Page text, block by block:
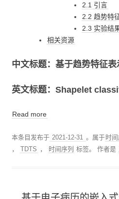
2.1 引言
2.2 趋势特
2.3 实验结
相关资源
中文标题：基于趋势特征
英文标题：Shapelet
Read more
本条目发布于 2021-12-31 。属于时
， TDTS ， 时间序列 标签。作者是